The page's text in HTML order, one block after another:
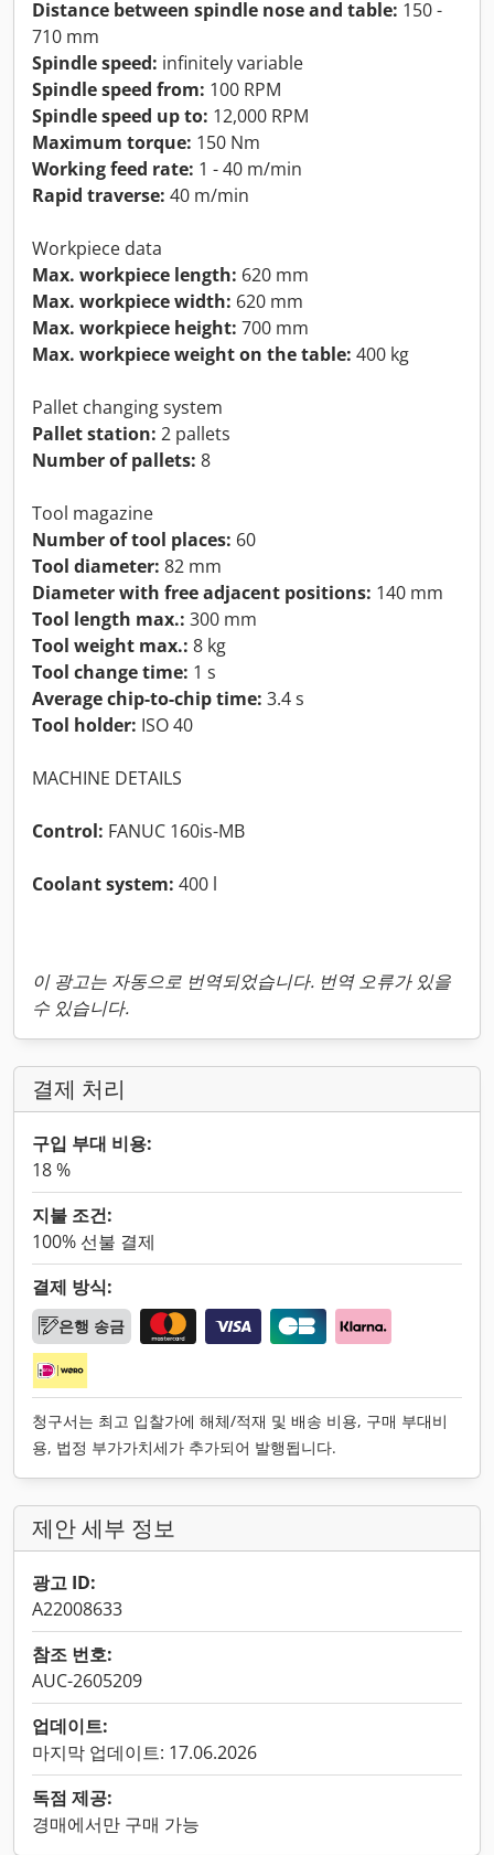
Distance between spindle nose and table: 150 -
710 mm
Spindle speed: infinitely variable
Spindle speed from: 100 RPM
Spindle speed up to: 12,000 RPM
Maximum torque: 150 Nm
Working feed rate: 1 - 40 m/min
Rapid traverse: 40 m/min
Workpiece data
Max. workpiece length: 620 mm
Max. workpiece width: 620 mm
Max. workpiece height: 700 mm
Max. workpiece weight on the table: 400 kg
Pallet changing system
Pallet station: 2 pallets
Number of pallets: 8
Tool magazine
Number of tool places: 60
Tool diameter: 82 mm
Diameter with free adjacent positions: 140 mm
Tool length max.: 300 mm
Tool weight max.: 8 kg
Tool change time: 1 s
Average chip-to-chip time: 3.4 s
Tool holder: ISO 40
MACHINE DETAILS
Control: FANUC 160is-MB
Coolant system: 400 l
이 광고는 자동으로 번역되었습니다. 번역 오류가 있을
수 있습니다.
결제 처리
구입 부대 비용:
18 %
지불 조건:
100% 선불 결제
결제 방식:
은행 송금
청구서는 최고 입찰가에 해체/적재 및 배송 비용, 구매 부대비
용, 법정 부가가치세가 추가되어 발행됩니다.
제안 세부 정보
광고 ID:
A22008633
참조 번호:
AUC-2605209
업데이트:
마지막 업데이트: 17.06.2026
독점 제공:
경매에서만 구매 가능